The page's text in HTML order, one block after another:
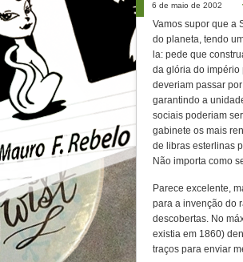
6 de maio de 2002
Vamos supor que a
do planeta, tendo
la: pede que
da glória do império
deveriam passar
garantindo a
sociais poderiam
gabinete os mais
de libras esterlinas
Não importa como
Parece excelente,
para a invenção do
descobertas. No
existia em 1860)
traços para enviar